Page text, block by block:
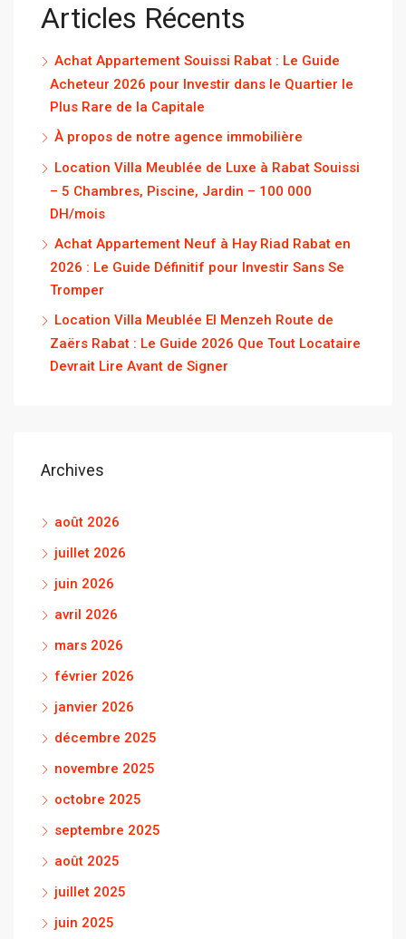
Articles Récents
Achat Appartement Souissi Rabat : Le Guide
Acheteur 2026 pour Investir dans le Quartier le
Plus Rare de la Capitale
À propos de notre agence immobilière
Location Villa Meublée de Luxe à Rabat Souissi
– 5 Chambres, Piscine, Jardin – 100 000
DH/mois
Achat Appartement Neuf à Hay Riad Rabat en
2026 : Le Guide Définitif pour Investir Sans Se
Tromper
Location Villa Meublée El Menzeh Route de
Zaërs Rabat : Le Guide 2026 Que Tout Locataire
Devrait Lire Avant de Signer
Archives
août 2026
juillet 2026
juin 2026
avril 2026
mars 2026
février 2026
janvier 2026
décembre 2025
novembre 2025
octobre 2025
septembre 2025
août 2025
juillet 2025
juin 2025